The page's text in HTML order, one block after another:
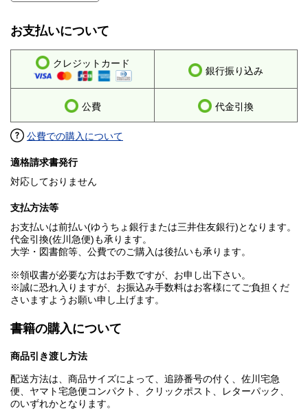
お支払いについて
クレジットカード
銀行振り込み
公費 代金引換
公費での購入について
適格請求書発行
対応しておりません
支払方法等
お支払いは前払い(ゆうちょ銀行または三井住友銀行)となります。
代金引換(佐川急便)も承ります。
大学・図書館等、公費でのご購入は後払いも承ります。
※領収書が必要な方はお手数ですが、お申し出下さい。
※誠に恐れ入りますが、お振込み手数料はお客様にてご負担くだ
さいますようお願い申し上げます。
書籍の購入について
商品引き渡し方法
配送方法は、商品サイズによって、追跡番号の付く、佐川宅急
便、ヤマト宅急便コンパクト、クリックポスト、レターパック、
のいずれかとなります。